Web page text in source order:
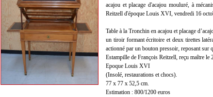
acajou et placage d'acajou mouluré, à
Reitzell d'époque Louis XVI, vendredi 16
Table à la Tronchin en acajou et placage
un tiroir formant écritoire et deux tirettes
actionné par un bouton pressoir, reposant sur
Estampille de François Reitzell, reçu maître le
Epoque Louis XVI
(Insolé, restaurations et chocs).
77 x 77 x 52,5 cm.
Estimation : 800/1200 euros